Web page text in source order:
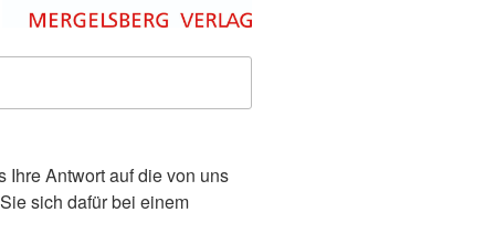
Ihre Antwort auf die von uns
sich dafür bei einem